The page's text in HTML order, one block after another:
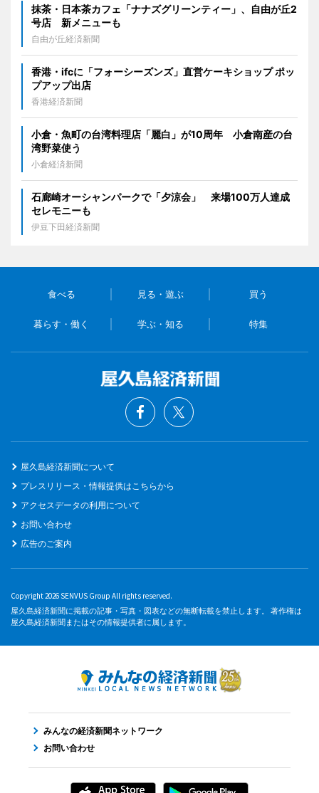
抹茶・日本茶カフェ「ナナズグリーンティー」、自由が丘2
号店 新メニューも
自由が丘経済新聞
香港・ifcに「フォーシーズンズ」直営ケーキショップ ポッ
プアップ出店
香港経済新聞
小倉・魚町の台湾料理店「麗白」が10周年 小倉南産の台
湾野菜使う
小倉経済新聞
石廊崎オーシャンパークで「夕涼会」 来場100万人達成
セレモニーも
伊豆下田経済新聞
食べる 見る・遊ぶ 買う
暮らす・働く 学ぶ・知る 特集
屋久島経済新聞について
プレスリリース・情報提供はこちらから
アクセスデータの利用について
お問い合わせ
広告のご案内
Copyright 2026 SENVUS Group All rights reserved.
屋久島経済新聞に掲載の記事・写真・図表などの無断転載を禁止します。 著作権は
屋久島経済新聞またはその情報提供者に属します。
みんなの経済新聞ネットワーク
お問い合わせ